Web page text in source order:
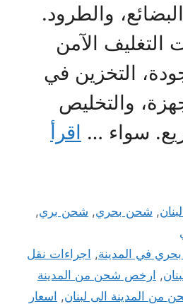
والطرود.
الآمن
التخزين في
والتخليص
سواء … اقرأ
, شحن بحري, شحن بري,
في المدينة, اجراءات نقل
, ارخص شحن من المدينة
المدينة الى لبنان, اسعار